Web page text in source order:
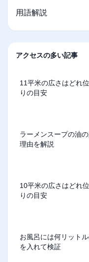
用語解説
アクセスの多い記事
11平米の広さはどれ
りの目安
ラーメンスープの油
理由を解説
10平米の広さはどれ
りの目安
お風呂には何リット
を入れて検証